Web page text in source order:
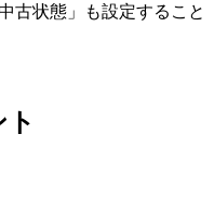
古状態」も設定すること